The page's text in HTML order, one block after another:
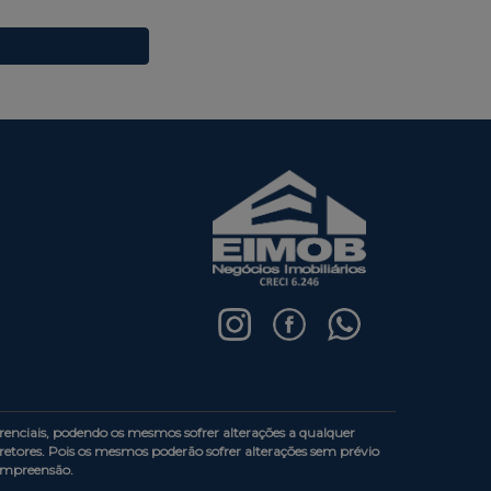
podendo os mesmos sofrer alterações a qualquer
Pois os mesmos poderão sofrer alterações sem prévio